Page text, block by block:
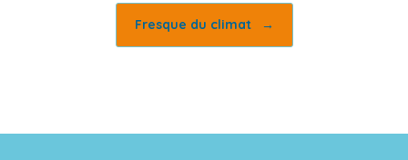
Fresque du climat →